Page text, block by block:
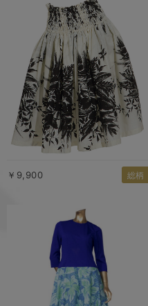
￥9,900 総柄